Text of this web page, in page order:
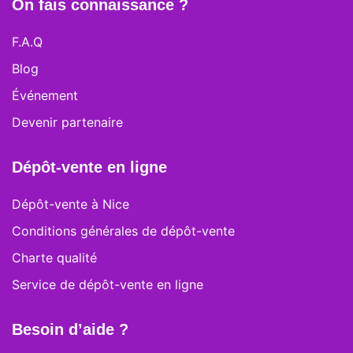
On fais connaissance ?
F.A.Q
Blog
Événement
Devenir partenaire
Dépôt-vente en ligne
Dépôt-vente à Nice
Conditions générales de dépôt-vente
Charte qualité
Service de dépôt-vente en ligne
Besoin d’aide ?